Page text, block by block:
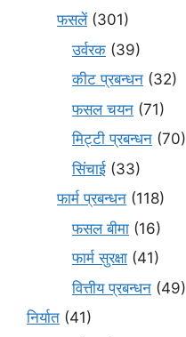
फसलें(301)
उर्वरक (39)
कीट प्रबन्धन (32)
फसल चयन (71)
मि‌ट्टी प्रबन्धन (70)
सिंचाई (33)
फार्म प्रबन्धन (118)
फसल बीमा (16)
फार्म सुरक्षा (41)
वित्तीय प्रबन्धन (49)
निर्यात (41)